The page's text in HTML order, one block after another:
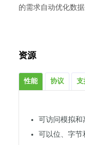
的需求自动优化数
资源
性能 协议 支
可访问模拟
可以位、字